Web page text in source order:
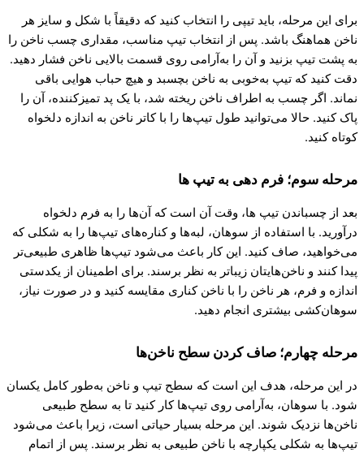
برای این مرحله، باید تیپی را انتخاب کنید که دقیقاً با شکل و سایز هر
ناخن هماهنگ باشد. پس از انتخاب تیپ مناسب، مقداری چسب ناخن را
به پشت تیپ بزنید و آن را به‌آرامی روی قسمت بالایی ناخن فشار دهید.
دقت کنید که تیپ به‌خوبی به ناخن بچسبد و هیچ حباب هوایی باقی
نماند. اگر چسب به اطراف ناخن ریخته شد، با یک پد تمیزکننده، آن را
پاک کنید. حالا می‌توانید طول تیپ‌ها را با کاتر ناخن به اندازه دلخواه
کوتاه کنید.
مرحله سوم؛ فرم دهی به تیپ ها
بعد از چسباندن تیپ ها، وقت آن است که آن‌ها را به فرم دلخواه
درآورید. با استفاده از سوهان، لبه‌ها و کناره‌های تیپ‌ها را به شکلی که
می‌خواهید، صاف کنید. این کار باعث می‌شود تیپ‌ها ظاهری طبیعی‌تر
پیدا کنند و ناخن‌هایتان زیباتر به نظر برسند. برای اطمینان از یکدستی
اندازه و فرم، هر ناخن را با ناخن کناری مقایسه کنید و در صورت نیاز،
سوهان‌کشی بیشتری انجام دهید.
مرحله چهارم؛ صاف کردن سطح ناخن‌ها
در این مرحله، هدف این است که سطح تیپ و ناخن به‌طور کامل یکسان
شود. با سوهان، به‌آرامی روی تیپ‌ها کار کنید تا به سطح طبیعی
ناخن‌ها نزدیک شوند. این مرحله بسیار حیاتی است، زیرا باعث می‌شود
تیپ‌ها به شکلی یکپارچه با ناخن طبیعی به نظر برسند. پس از اتمام